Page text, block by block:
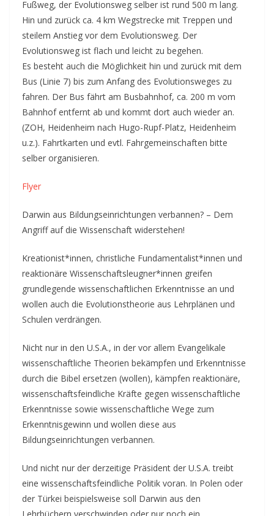
Fußweg, der Evolutionsweg selber ist rund 500 m lang.
Hin und zurück ca. 4 km Wegstrecke mit Treppen und
steilem Anstieg vor dem Evolutionsweg. Der
Evolutionsweg ist flach und leicht zu begehen.
Es besteht auch die Möglichkeit hin und zurück mit dem
Bus (Linie 7) bis zum Anfang des Evolutionsweges zu
fahren. Der Bus fährt am Busbahnhof, ca. 200 m vom
Bahnhof entfernt ab und kommt dort auch wieder an.
(ZOH, Heidenheim nach Hugo-Rupf-Platz, Heidenheim
u.z.). Fahrtkarten und evtl. Fahrgemeinschaften bitte
selber organisieren.
Flyer
Darwin aus Bildungseinrichtungen verbannen? – Dem
Angriff auf die Wissenschaft widerstehen!
Kreationist*innen, christliche Fundamentalist*innen und
reaktionäre Wissenschaftsleugner*innen greifen
grundlegende wissenschaftlichen Erkenntnisse an und
wollen auch die Evolutionstheorie aus Lehrplänen und
Schulen verdrängen.
Nicht nur in den U.S.A., in der vor allem Evangelikale
wissenschaftliche Theorien bekämpfen und Erkenntnisse
durch die Bibel ersetzen (wollen), kämpfen reaktionäre,
wissenschaftsfeindliche Kräfte gegen wissenschaftliche
Erkenntnisse sowie wissenschaftliche Wege zum
Erkenntnisgewinn und wollen diese aus
Bildungseinrichtungen verbannen.
Und nicht nur der derzeitige Präsident der U.S.A. treibt
eine wissenschaftsfeindliche Politik voran. In Polen oder
der Türkei beispielsweise soll Darwin aus den